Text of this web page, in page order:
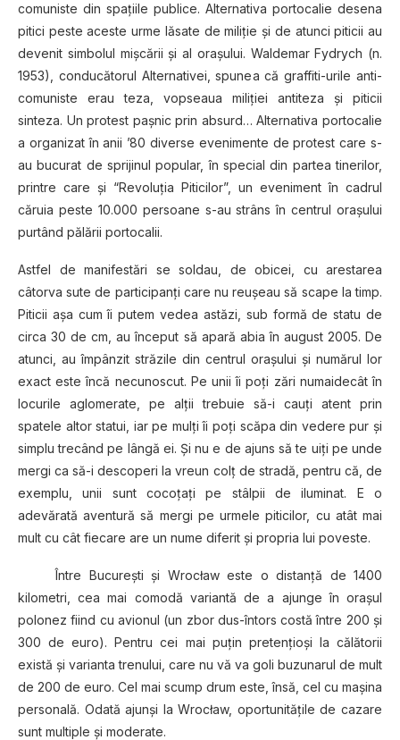
comuniste din spaţiile publice. Alternativa portocalie desena
pitici peste aceste urme lăsate de miliţie şi de atunci piticii au
devenit simbolul mişcării şi al oraşului. Waldemar Fydrych (n.
1953), conducătorul Alternativei, spunea că graffiti-urile anti-
comuniste erau teza, vopseaua miliţiei antiteza şi piticii
sinteza. Un protest paşnic prin absurd… Alternativa portocalie
a organizat în anii ’80 diverse evenimente de protest care s-
au bucurat de sprijinul popular, în special din partea tinerilor,
printre care şi “Revoluţia Piticilor”, un eveniment în cadrul
căruia peste 10.000 persoane s-au strâns în centrul oraşului
purtând pălării portocalii.
Astfel de manifestări se soldau, de obicei, cu arestarea
câtorva sute de participanţi care nu reuşeau să scape la timp.
Piticii aşa cum îi putem vedea astăzi, sub formă de statu de
circa 30 de cm, au început să apară abia în august 2005. De
atunci, au împânzit străzile din centrul oraşului şi numărul lor
exact este încă necunoscut. Pe unii îi poţi zări numaidecât în
locurile aglomerate, pe alţii trebuie să-i cauţi atent prin
spatele altor statui, iar pe mulţi îi poţi scăpa din vedere pur şi
simplu trecând pe lângă ei. Şi nu e de ajuns să te uiţi pe unde
mergi ca să-i descoperi la vreun colţ de stradă, pentru că, de
exemplu, unii sunt cocoţaţi pe stâlpii de iluminat. E o
adevărată aventură să mergi pe urmele piticilor, cu atât mai
mult cu cât fiecare are un nume diferit şi propria lui poveste.
Între Bucureşti şi Wrocław este o distanţă de 1400
kilometri, cea mai comodă variantă de a ajunge în oraşul
polonez fiind cu avionul (un zbor dus-întors costă între 200 şi
300 de euro). Pentru cei mai puţin pretenţioşi la călătorii
există şi varianta trenului, care nu vă va goli buzunarul de mult
de 200 de euro. Cel mai scump drum este, însă, cel cu maşina
personală. Odată ajunşi la Wrocław, oportunităţile de cazare
sunt multiple şi moderate.